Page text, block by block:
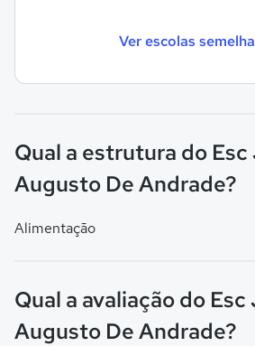
Ver escolas
Qual a estrutura do Esc
Augusto De Andrade?
Alimentação
Qual a avaliação do Esc
Augusto De Andrade?